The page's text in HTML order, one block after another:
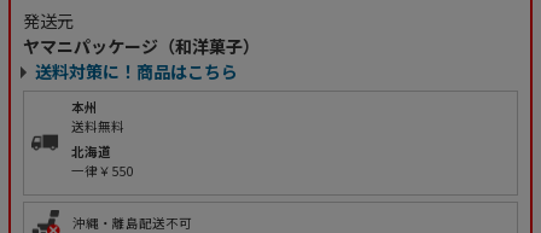
発送元
ヤマニパッケージ（和洋菓子）
送料対策に！商品はこちら
本州
送料無料
北海道
一律￥550
沖縄・離島配送不可